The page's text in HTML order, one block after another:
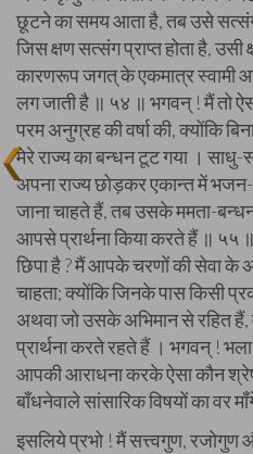
छूटने का समय आता है, तब उसे सत्संग
जिस क्षण सत्संग प्राप्त होता है,
कारणरूप जगत् के एकमात्र स्वामी
लग जाती है ॥ ५४ ॥ भगवन् ! मैं तो
परम अनुग्रह की वर्षा की, क्योंकि
मेरे राज्य का बन्धन टूट गया । साधु-
अपना राज्य छोड़कर एकान्त में
जाना चाहते हैं, तब उसके ममता-
आपसे प्रार्थना किया करते हैं ॥ ५५
छिपा है ? मैं आपके चरणों की सेवा के
चाहता; क्योंकि जिनके पास किसी
अथवा जो उसके अभिमान से रहित
प्रार्थना करते रहते हैं । भगवन् !
आपकी आराधना करके ऐसा कौन
बाँधनेवाले सांसारिक विषयों का वर
इसलिये प्रभो ! मैं सत्त्वगुण,